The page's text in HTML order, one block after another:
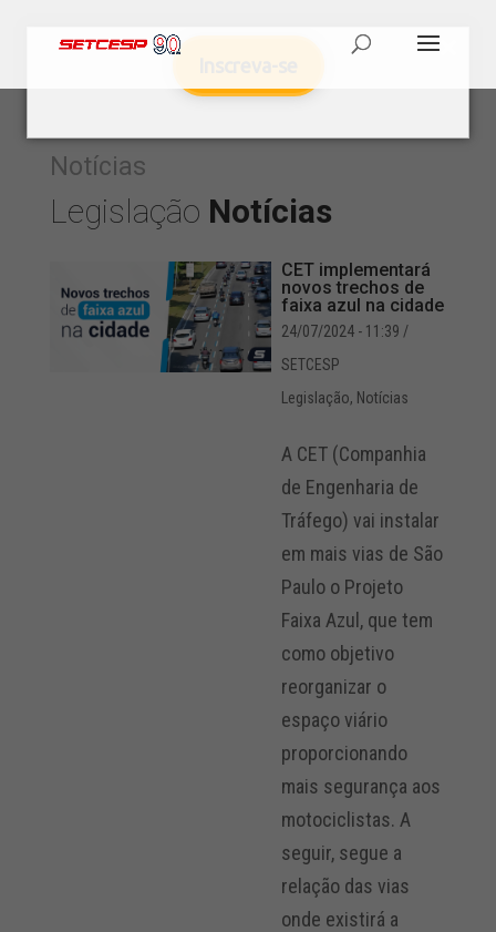
Notícias
Legislação Notícias
CET implementará
novos trechos de
faixa azul na cidade
24/07/2024 - 11:39 /
SETCESP
Legislação, Notícias
A CET (Companhia
de Engenharia de
Tráfego) vai instalar
em mais vias de São
Paulo o Projeto
Faixa Azul, que tem
como objetivo
reorganizar o
espaço viário
proporcionando
mais segurança aos
motociclistas. A
seguir, segue a
relação das vias
onde existirá a